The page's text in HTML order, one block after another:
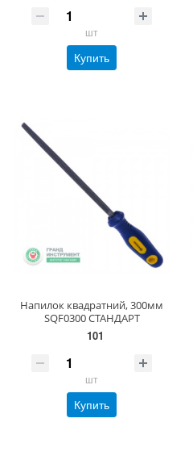
шт
Купить
Напилок квадратний, 300мм
SQF0300 СТАНДАРТ
101
шт
Купить